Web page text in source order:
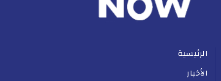
الرئيسية
الأخبار